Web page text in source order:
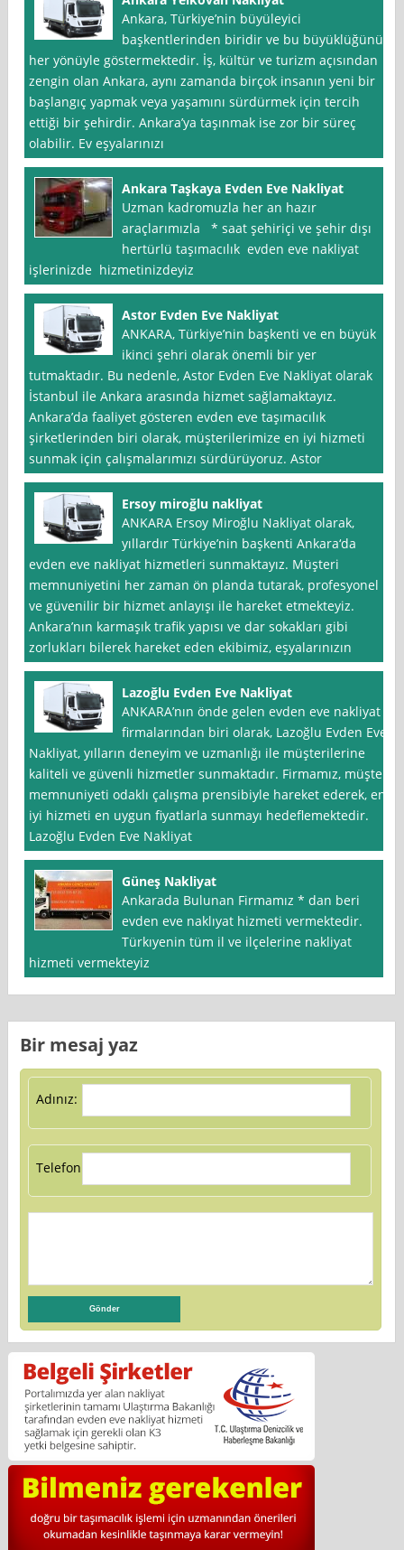
Ankara, Türkiye’nin büyüleyici
başkentlerinden biridir ve bu büyüklüğünü
her yönüyle göstermektedir. İş, kültür ve turizm açısından
zengin olan Ankara, aynı zamanda birçok insanın yeni bir
başlangıç yapmak veya yaşamını sürdürmek için tercih
ettiği bir şehirdir. Ankara’ya taşınmak ise zor bir süreç
olabilir. Ev eşyalarınızı
Ankara Taşkaya Evden Eve Nakliyat
Uzman kadromuzla her an hazır
araçlarımızla * saat şehiriçi ve şehir dışı
hertürlü taşımacılık evden eve nakliyat
işlerinizde hizmetinizdeyiz
Astor Evden Eve Nakliyat
ANKARA, Türkiye’nin başkenti ve en büyük
ikinci şehri olarak önemli bir yer
tutmaktadır. Bu nedenle, Astor Evden Eve Nakliyat olarak
İstanbul ile Ankara arasında hizmet sağlamaktayız.
Ankara’da faaliyet gösteren evden eve taşımacılık
şirketlerinden biri olarak, müşterilerimize en iyi hizmeti
sunmak için çalışmalarımızı sürdürüyoruz. Astor
Ersoy miroğlu nakliyat
ANKARA Ersoy Miroğlu Nakliyat olarak,
yıllardır Türkiye’nin başkenti Ankara‘da
evden eve nakliyat hizmetleri sunmaktayız. Müşteri
memnuniyetini her zaman ön planda tutarak, profesyonel
ve güvenilir bir hizmet anlayışı ile hareket etmekteyiz.
Ankara’nın karmaşık trafik yapısı ve dar sokakları gibi
zorlukları bilerek hareket eden ekibimiz, eşyalarınızın
Lazoğlu Evden Eve Nakliyat
ANKARA’nın önde gelen evden eve nakliyat
firmalarından biri olarak, Lazoğlu Evden Eve
Nakliyat, yılların deneyim ve uzmanlığı ile müşterilerine
kaliteli ve güvenli hizmetler sunmaktadır. Firmamız, müşteri
memnuniyeti odaklı çalışma prensibiyle hareket ederek, en
iyi hizmeti en uygun fiyatlarla sunmayı hedeflemektedir.
Lazoğlu Evden Eve Nakliyat
Güneş Nakliyat
Ankarada Bulunan Firmamız * dan beri
evden eve naklıyat hizmeti vermektedir.
Türkıyenin tüm il ve ilçelerine nakliyat
hizmeti vermekteyiz
Bir mesaj yaz
Adınız:
Telefon: